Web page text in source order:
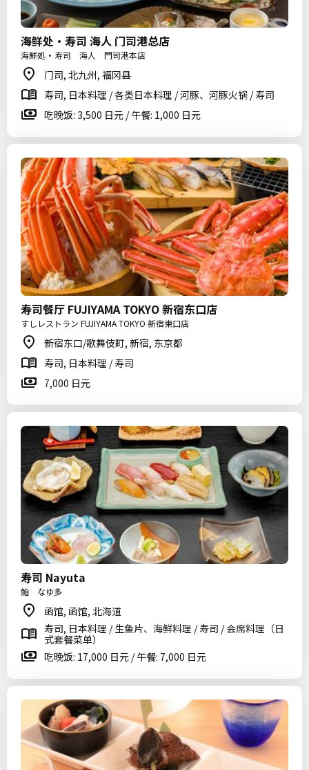
海鲜处・寿司 海人 门司港总店
海鮮処・寿司 海人 門司港本店
门司, 北九州, 福冈县
寿司, 日本料理 / 各类日本料理 / 河豚、河豚火锅 / 寿司
吃晚饭: 3,500 日元 / 午餐: 1,000 日元
寿司餐厅 FUJIYAMA TOKYO 新宿东口店
すしレストラン FUJIYAMA TOKYO 新宿東口店
新宿东口/歌舞伎町, 新宿, 东京都
寿司, 日本料理 / 寿司
7,000 日元
寿司 Nayuta
鮨 なゆ多
函馆, 函馆, 北海道
寿司, 日本料理 / 生鱼片、海鲜料理 / 寿司 / 会席料理（日
式套餐菜单）
吃晚饭: 17,000 日元 / 午餐: 7,000 日元